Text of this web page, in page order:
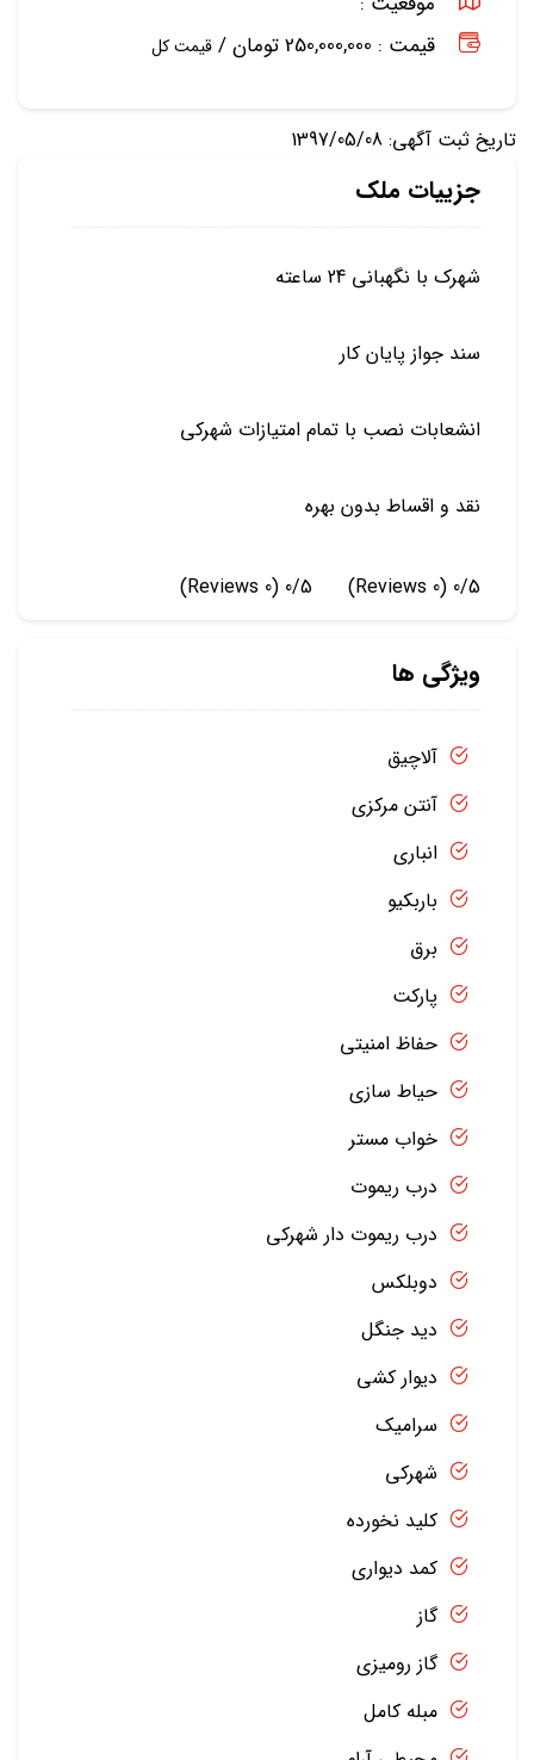
قیمت : 250,000,000 تومان /
قیمت کل
تاریخ ثبت آگهی: 1397/05/08
جزییات ملک
شهرک با نگهبانی 24 ساعته
سند جواز پایان کار
انشعابات نصب با تمام امتیازات شهرکی
نقد و اقساط بدون بهره
0/5
(0 Reviews)
0/5
(0 Reviews)
ویژگی ها
آلاچیق
آنتن مرکزی
انباری
باربکیو
برق
پارکت
حفاظ امنیتی
حیاط سازی
خواب مستر
درب ریموت
درب ریموت دار شهرکی
دوبلکس
دید جنگل
دیوار کشی
سرامیک
شهرکی
کلید نخورده
کمد دیواری
گاز
گاز رومیزی
مبله کامل